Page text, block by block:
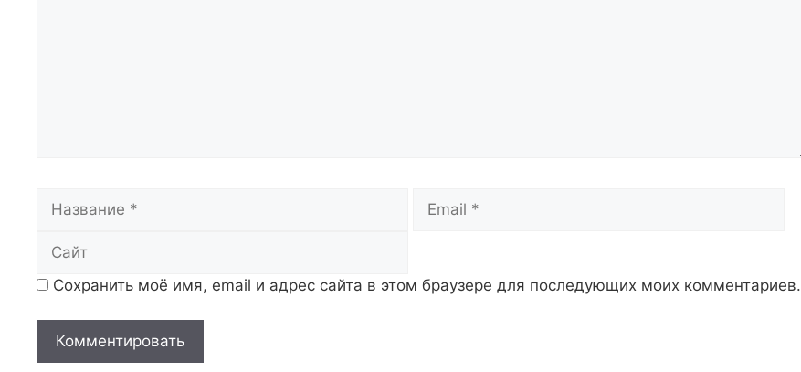
Сохранить моё имя, email и адрес сайта в этом браузере для последующих моих комментариев.